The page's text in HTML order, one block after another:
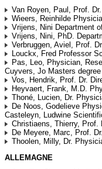
Van Royen, Paul, Prof.
Wieers, Reinhilde
Vrijens, Nini Department
Vrijens, Nini, PhD.
Verbruggen, Aviel, Prof.
Louckx, Fred Professor
Pas, Leo, Physician,
Cuyvers, Jo Masters
Vos, Hendrik, Prof. Dr.
Heyvaert, Frank, M.D.
Thoné, Lucien, Dr.
De Noos, Godelieve
Casteleyn, Ludwine
Christiaens, Thierry,
De Meyere, Marc, Prof.
Thoolen, Milly, Dr.
ALLEMAGNE